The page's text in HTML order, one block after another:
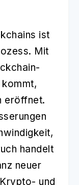
ist
Mit
eröffnet.
handelt
neuer
und